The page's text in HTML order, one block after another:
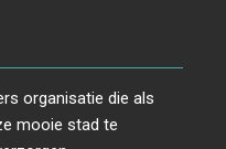
organisatie die als
mooie stad te